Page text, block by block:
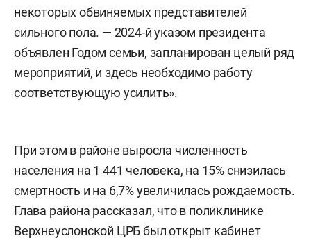
некоторых обвиняемых представителей
сильного пола. — 2024-й указом президента
объявлен Годом семьи, запланирован целый ряд
мероприятий, и здесь необходимо работу
соответствующую усилить».
При этом в районе выросла численность
населения на 1 441 человека, на 15% снизилась
смертность и на 6,7% увеличилась рождаемость.
Глава района рассказал, что в поликлинике
Верхнеуслонской ЦРБ был открыт кабинет